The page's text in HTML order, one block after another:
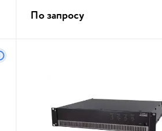
По запросу